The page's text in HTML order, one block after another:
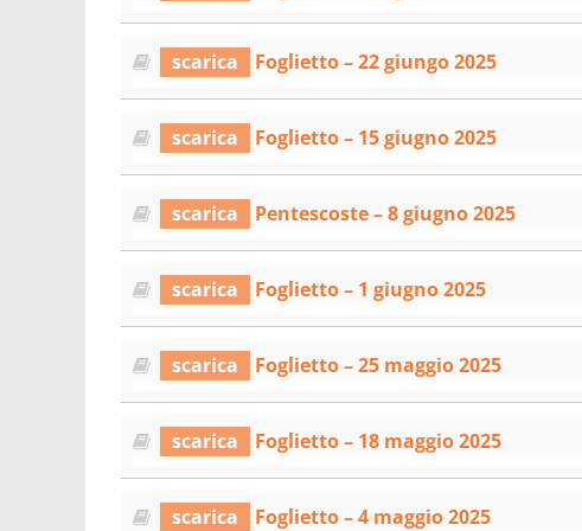
scarica Foglietto – 22 giungo 2025
scarica Foglietto – 15 giugno 2025
scarica Pentescoste – 8 giugno 2025
scarica Foglietto – 1 giugno 2025
scarica Foglietto – 25 maggio 2025
scarica Foglietto – 18 maggio 2025
scarica Foglietto – 4 maggio 2025